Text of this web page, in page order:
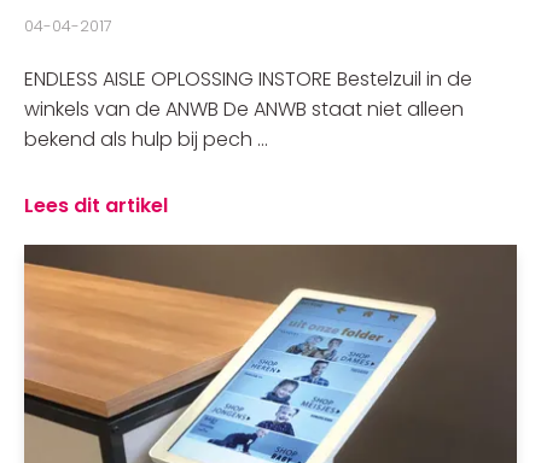
04-04-2017
ENDLESS AISLE OPLOSSING INSTORE Bestelzuil in de
winkels van de ANWB De ANWB staat niet alleen
bekend als hulp bij pech ...
Lees dit artikel